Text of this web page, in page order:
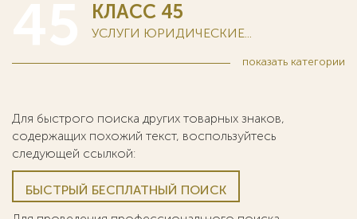
КЛАСС 45
УСЛУГИ ЮРИДИЧЕСКИЕ...
показать категории
Для быстрого поиска других товарных знаков,
содержащих похожий текст, воспользуйтесь
следующей ссылкой:
БЫСТРЫЙ БЕСПЛАТНЫЙ ПОИСК